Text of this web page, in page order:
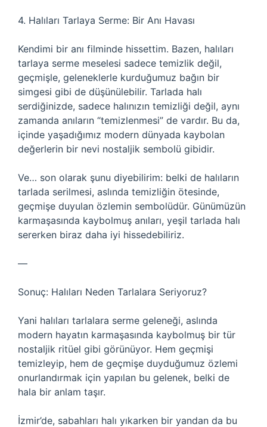
4. Halıları Tarlaya Serme: Bir Anı Havası
Kendimi bir anı filminde hissettim. Bazen, halıları
tarlaya serme meselesi sadece temizlik değil,
geçmişle, geleneklerle kurduğumuz bağın bir
simgesi gibi de düşünülebilir. Tarlada halı
serdiğinizde, sadece halınızın temizliği değil, aynı
zamanda anıların “temizlenmesi” de vardır. Bu da,
içinde yaşadığımız modern dünyada kaybolan
değerlerin bir nevi nostaljik sembolü gibidir.
Ve… son olarak şunu diyebilirim: belki de halıların
tarlada serilmesi, aslında temizliğin ötesinde,
geçmişe duyulan özlemin sembolüdür. Günümüzün
karmaşasında kaybolmuş anıları, yeşil tarlada halı
sererken biraz daha iyi hissedebiliriz.
—
Sonuç: Halıları Neden Tarlalara Seriyoruz?
Yani halıları tarlalara serme geleneği, aslında
modern hayatın karmaşasında kaybolmuş bir tür
nostaljik ritüel gibi görünüyor. Hem geçmişi
temizleyip, hem de geçmişe duyduğumuz özlemi
onurlandırmak için yapılan bu gelenek, belki de
hala bir anlam taşır.
İzmir’de, sabahları halı yıkarken bir yandan da bu